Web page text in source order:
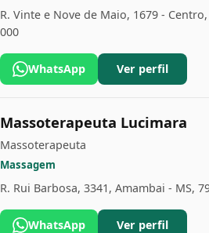
R. Vinte e Nove de Maio, 1679 -
000
WhatsApp Ver perfil
Massoterapeuta Lucimara
Massoterapeuta
Massagem
R. Rui Barbosa, 3341, Amambai - MS,
WhatsApp Ver perfil